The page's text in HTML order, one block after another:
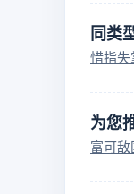
同类
惜指失
为您
富可敌